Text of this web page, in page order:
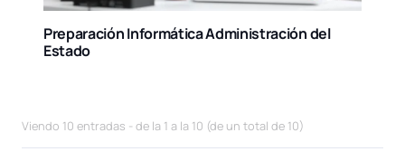
Preparación Informática Administración del
Estado
Viendo 10 entradas - de la 1 a la 10 (de un total de 10)